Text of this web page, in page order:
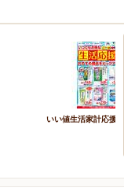
いい値生活家計応援お